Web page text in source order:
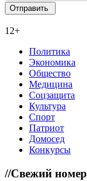
12+
Политика
Экономика
Общество
Медицина
Соцзащита
Культура
Спорт
Патриот
Домосед
Конкурсы
//Свежий номер